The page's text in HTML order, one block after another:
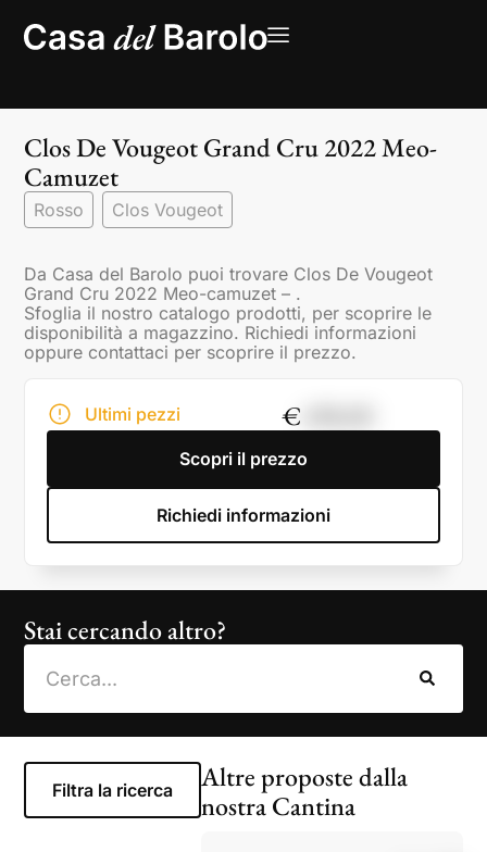
Clos De Vougeot Grand Cru 2022 Meo-
Camuzet
Rosso Clos Vougeot
Da Casa del Barolo puoi trovare Clos De Vougeot
Grand Cru 2022 Meo-camuzet – .
Sfoglia il nostro catalogo prodotti, per scoprire le
disponibilità a magazzino. Richiedi informazioni
oppure contattaci per scoprire il prezzo.
Ultimi pezzi €
Scopri il prezzo
Richiedi informazioni
Stai cercando altro?
Filtra la ricerca
Altre proposte dalla
nostra Cantina